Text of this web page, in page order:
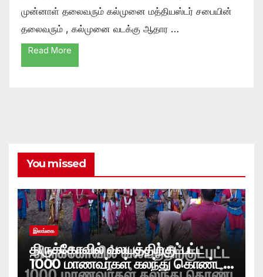
முன்னாள் தலைவரும் கல்முனை மத்தியஸ்டர் சபையின்
தலைவரும் , கல்முனை வடக்கு ஆதார …
Read More
You missed
இலங்கை
திருக்கோவில் வலயத்திற்குட்பட்ட
1000 மாணவர்கள் கலந்து கொண்ட